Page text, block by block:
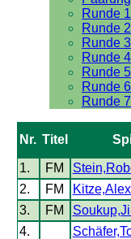
Runde 1
Runde 2
Runde 3
Runde 4
Runde 5
Runde 6
Runde 7
Nr. Titel
1. FM
2.
FM
3.
FM
4.